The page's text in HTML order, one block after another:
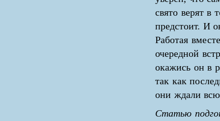
свято верят в
предстоит. И
Работая
очередной
окажись он в
так как
они ждали
Статью